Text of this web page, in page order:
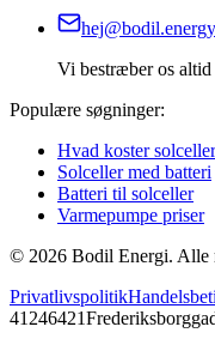
hej@bodil.energy
Vi bestræber os altid
Populære søgninger:
Hvad koster solceller
Solceller med batteri
Batteri til solceller
Varmepumpe priser
© 2026 Bodil Energi. Alle
Privatlivspolitik
41246421